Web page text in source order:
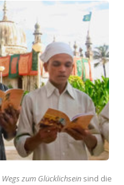
Wegs zum Glücklichsein sind die